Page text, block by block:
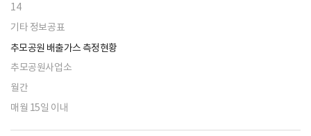
14
기타 정보공표
추모공원 배출가스 측정현황
추모공원사업소
월간
매월 15일 이내